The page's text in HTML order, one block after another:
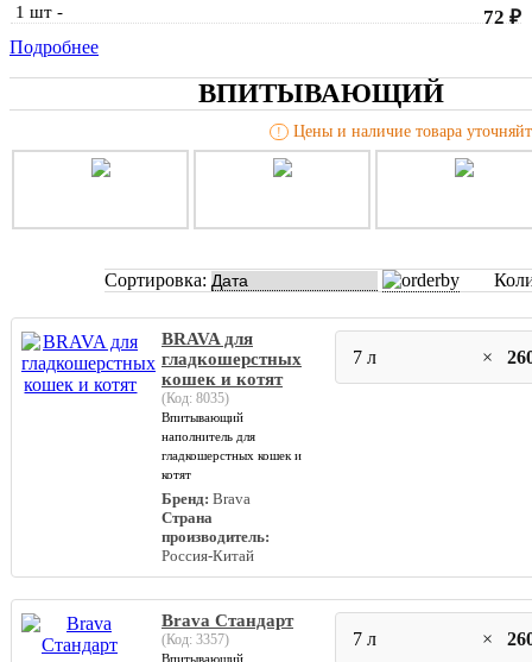
1 шт - 72 ₽
Подробнее
ВПИТЫВАЮЩИЙ
! Цены и наличие товара
Сортировка:
BRAVA для
гладкошерстных
кошек и котят
(Код: 8035)
Впитывающий
наполнитель для
гладкошерстных кошек и
котят
Бренд: Brava
Страна
производитель:
Россия-Китай
7 л ×
Brava Стандарт
(Код: 3357)
Впитывающий
7 л ×